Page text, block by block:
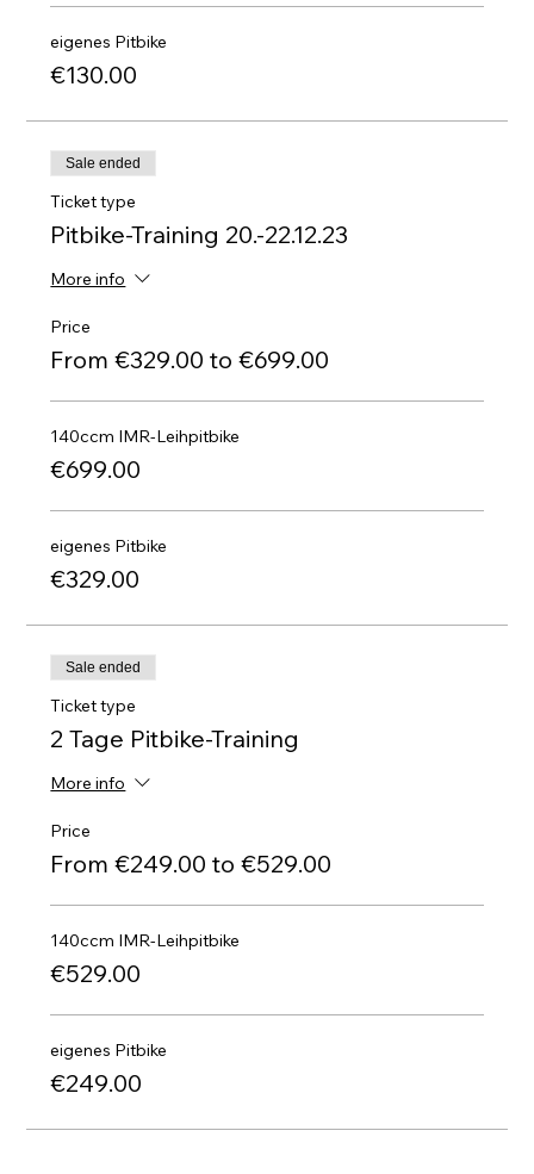
eigenes Pitbike
€130.00
Sale ended
Ticket type
Pitbike-Training 20.-22.12.23
More info
Price
From €329.00 to €699.00
140ccm IMR-Leihpitbike
€699.00
eigenes Pitbike
€329.00
Sale ended
Ticket type
2 Tage Pitbike-Training
More info
Price
From €249.00 to €529.00
140ccm IMR-Leihpitbike
€529.00
eigenes Pitbike
€249.00